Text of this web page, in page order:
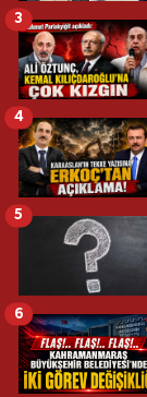
3
4
5
6